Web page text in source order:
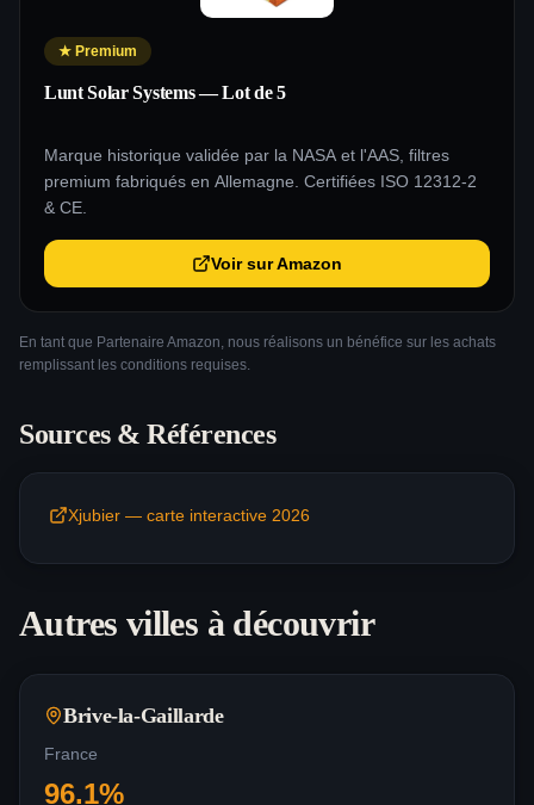
★ Premium
Lunt Solar Systems — Lot de 5
Marque historique validée par la NASA et l'AAS, filtres
premium fabriqués en Allemagne. Certifiées ISO 12312-2
& CE.
Voir sur Amazon
En tant que Partenaire Amazon, nous réalisons un bénéfice sur les achats
remplissant les conditions requises.
Sources & Références
Xjubier — carte interactive 2026
Autres villes à découvrir
Brive-la-Gaillarde
France
96.1%